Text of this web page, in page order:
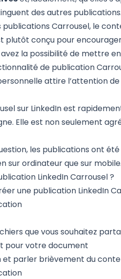
des autres publications.
publications Carrousel, le
plutôt conçu pour
la possibilité de mettre
de publication
attire l’attention
sur LinkedIn est
Elle est non seulement
les publications ont
sur ordinateur que sur mobile.
LinkedIn Carrousel ?
une publication LinkedIn
que vous souhaitez
pour votre document
et parler brièvement du